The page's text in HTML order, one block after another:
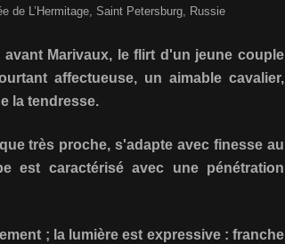
de L’Hermitage, Saint Petersburg, Russie
Marivaux, le flirt d'un jeune couple
affectueuse, un aimable cavalier,
la tendresse.
très proche, s'adapte avec finesse au
est caractérisé avec une pénétration
; la lumière est expressive : franche